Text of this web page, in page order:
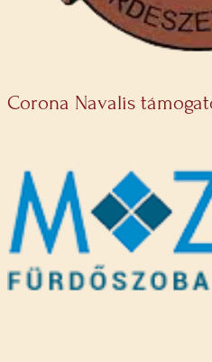
Corona Navalis